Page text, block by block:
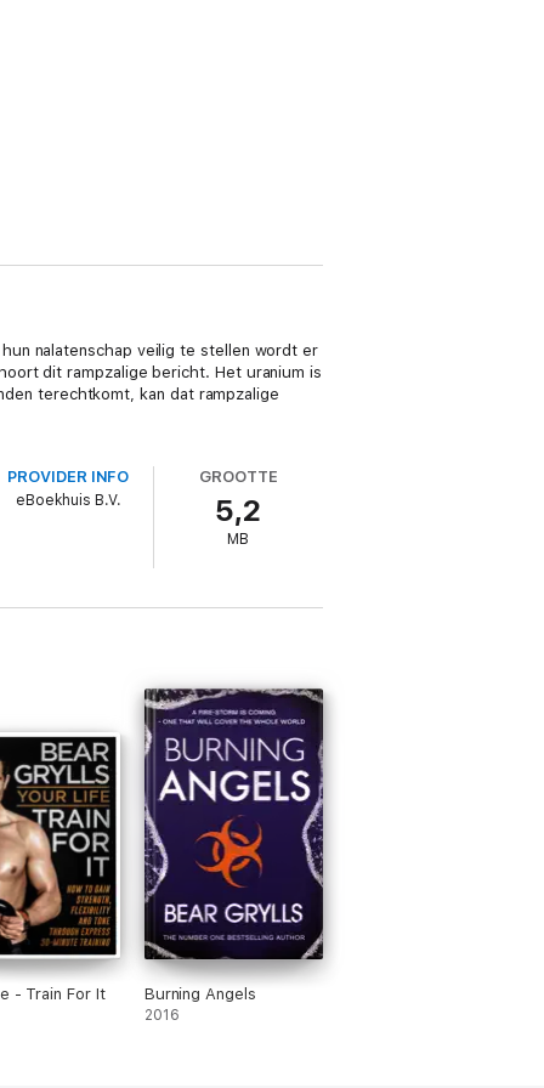
nalatenschap veilig te stellen wordt er
dit rampzalige bericht. Het uranium is
terechtkomt, kan dat rampzalige
PROVIDER INFO
eBoekhuis B.V.
GROOTTE
5,2
MB
- Train For It Burning Angels
2016